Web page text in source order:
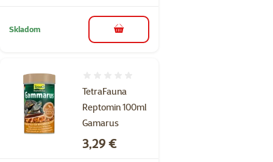
Skladom do košíka
TetraFauna
Reptomin 100ml
Gamarus
Cena
3,29 €